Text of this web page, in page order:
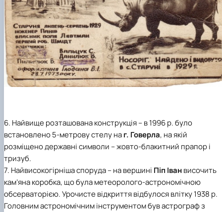
6. Найвище розташована конструкція – в 1996 р. було
встановлено 5-метрову стелу наг. Говерла, на якій
розміщено державні символи – жовто-блакитний прапор і
тризуб.
7. Найвисокогірніша споруда – на вершині Піп Іванвисочить
кам’яна коробка, що була метеоролого-астрономічною
обсерваторією. Урочисте відкриття відбулося влітку 1938 р.
Головним астрономічним інструментом був астрограф з